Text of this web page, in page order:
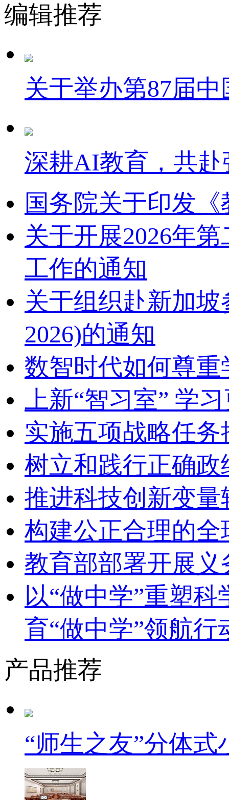
编辑推荐
关于举办第87届
深耕AI教育，共
国务院关于印发
关于开展2026年
工作的通知
关于组织赴新加坡
2026)的通知
数智时代如何尊重
上新“智习室” 学
实施五项战略任
树立和践行正确
推进科技创新变
构建公正合理的
教育部部署开展义
以“做中学”重塑
育“做中学”领航行
产品推荐
“师生之友”分体